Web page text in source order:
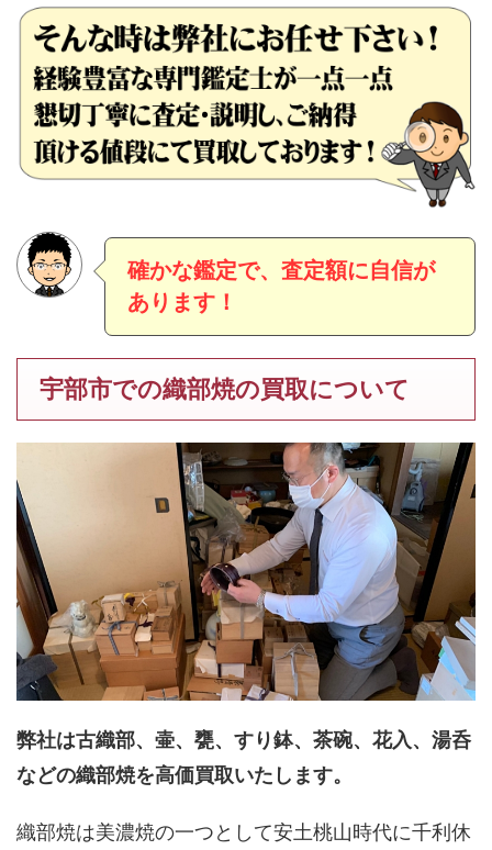
確かな鑑定で、査定額に自信が
あります！
宇部市での織部焼の買取について
弊社は古織部、壷、甕、すり鉢、茶碗、花入、湯呑
などの織部焼を高価買取いたします。
織部焼は美濃焼の一つとして安土桃山時代に千利休